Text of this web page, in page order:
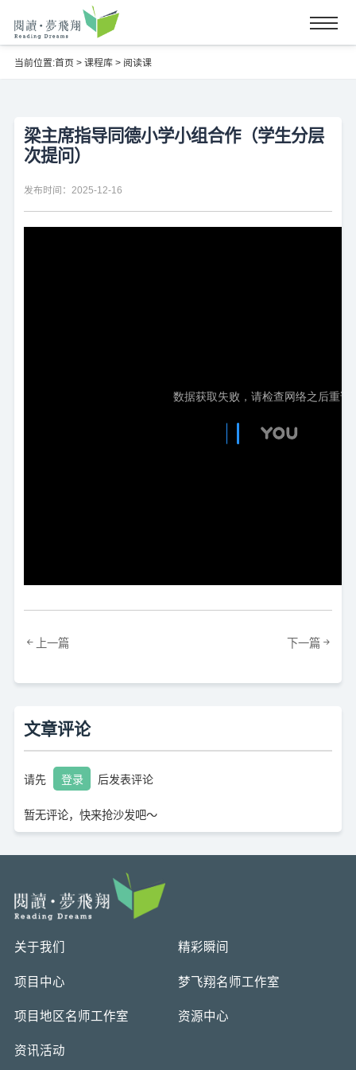
当前位置:首页 > 课程库> 阅读课
梁主席指导同德小学小组合作（学生分层
次提问）
发布时间：2025-12-16
上一篇 下一篇
文章评论
请先 登录 后发表评论
暂无评论，快来抢沙发吧～
关于我们 精彩瞬间
项目中心 梦飞翔名师工作室
项目地区名师工作室 资源中心
资讯活动